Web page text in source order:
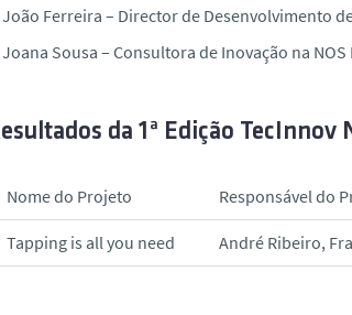
João Ferreira – Director de Desenvolvimento
Joana Sousa – Consultora de Inovação na NOS
da 1ª Edição TecInnov
Nome do Projeto Responsável do
Tapping is all you need André Ribeiro,